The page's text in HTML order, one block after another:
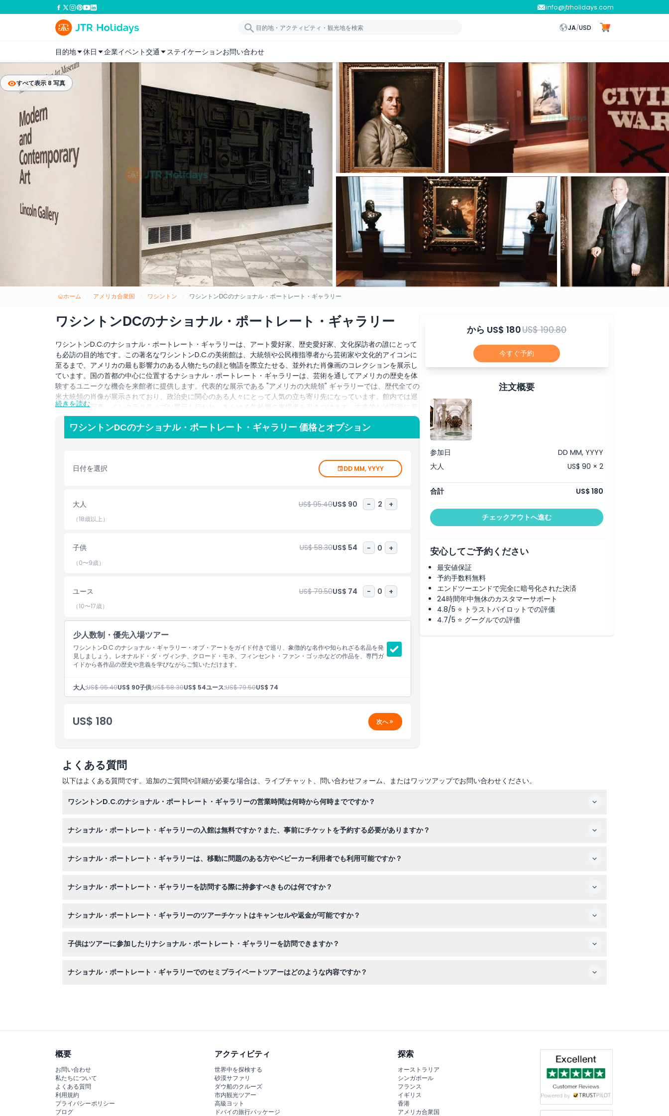
info@jtrholidays.com
JA/USD
目的地 休日 企業イベント交通 ステイケーションお問い合わせ
すべて表示 8 写真
ホーム アメリカ合衆国 ワシントン ワシントンDCのナショナル・ポートレート・ギャラリー
ワシントンDCのナショナル・ポートレート・ギャラリー
ワシントンD.C.のナショナル・ポートレート・ギャラリーは、アート愛好家、歴史愛好家、文化探訪者の誰にとって
も必訪の目的地です。この著名なワシントンD.C.の美術館は、大統領や公民権指導者から芸術家や文化的アイコンに
至るまで、アメリカの最も影響力のある人物たちの顔と物語を際立たせる、並外れた肖像画のコレクションを展示し
ています。国の首都の中心に位置するナショナル・ポートレート・ギャラリーは、芸術を通してアメリカの歴史を体
験するユニークな機会を来館者に提供します。代表的な展示である "アメリカの大統領" ギャラリーでは、歴代全ての
米大統領の肖像が展示されており、政治史に関心のある人々にとって人気の立ち寄り先になっています。館内では巡
回展、現代写真、インタラクティブな展示も行われ、あらゆる年齢層の来場者を引きつけます。古典的な油彩画に惹
かれる方も現代的なインスタレーションに惹かれる方も、ナショナル・ポートレート・ギャラリーは忘れがたい、教
育的で感動的な体験を提供します。ワシントンD.C.の主要な文化的名所の一つであることは間違いありません。
子供／大人ポリシー
除外事項
注意事項
場所
行き方
引換方法
キャンセルポリシー
続きを読む
ワシントンDCのナショナル・ポートレート・ギャラリー 価格とオプション
日付を選択 DD MM, YYYY
大人 US$ 95.40US$ 90 - 2 +
（18歳以上）
子供 US$ 58.30US$ 54 - 0 +
（0〜9歳）
ユース US$ 79.50US$ 74 - 0 +
（10〜17歳）
少人数制・優先入場ツアー
ワシントンD.C.のナショナル・ギャラリー・オブ・アートをガイド付きで巡り、象徴的な名作や知られざる名品を発
見しましょう。レオナルド・ダ・ヴィンチ、クロード・モネ、フィンセント・ファン・ゴッホなどの作品を、専門ガ
イドから各作品の歴史や意義を学びながらご覧いただけます。
大人:US$ 95.40US$ 90子供:US$ 58.30US$ 54ユース:US$ 79.50US$ 74
US$ 180 次へ
から US$ 180US$ 190.80
今すぐ予約
注文概要
参加日
DD MM, YYYY
大人
US$ 90 × 2
合計 US$ 180
チェックアウトへ進む
安心してご予約ください
最安値保証
予約手数料無料
エンドツーエンドで完全に暗号化された決済
24時間年中無休のカスタマーサポート
4.8/5 ⭐ トラストパイロットでの評価
4.7/5 ⭐ グーグルでの評価
よくある質問
以下はよくある質問です。追加のご質問や詳細が必要な場合は、ライブチャット、問い合わせフォーム、またはワッツアップでお問い合わせください。
ワシントンD.C.のナショナル・ポートレート・ギャラリーの営業時間は何時から何時までですか？
ださい）。
ナショナル・ポートレート・ギャラリーの入館は無料ですか？また、事前にチケットを予約する必要がありますか？
ナショナル・ポートレート・ギャラリーは、移動に問題のある方やベビーカー利用者でも利用可能ですか？
ナショナル・ポートレート・ギャラリーを訪問する際に持参すべきものは何ですか？
ナショナル・ポートレート・ギャラリーのツアーチケットはキャンセルや返金が可能ですか？
子供はツアーに参加したりナショナル・ポートレート・ギャラリーを訪問できますか？
ナショナル・ポートレート・ギャラリーでのセミプライベートツアーはどのような内容ですか？
概要
お問い合わせ
私たちについて
よくある質問
利用規約
プライバシーポリシー
ブログ
アクティビティ
世界中を探検する
砂漠サファリ
ダウ船のクルーズ
市内観光ツアー
高級ヨット
ドバイの旅行パッケージ
探索
オーストラリア
シンガポール
フランス
イギリス
香港
アメリカ合衆国